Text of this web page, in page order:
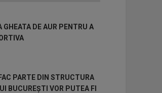
GHEATA DE AUR PENTRU A
PARTE DIN STRUCTURA
BUCUREȘTI VOR PUTEA FI